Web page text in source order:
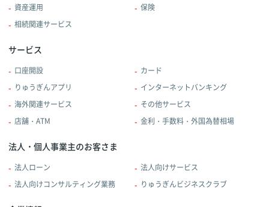
資産運用
保険
相続関連サービス
サービス
口座開設
カード
りゅうぎんアプリ
インターネットバンキング
海外関連サービス
その他サービス
店舗・ATM
金利・手数料・外国為替相場
法人・個人事業主のお客さま
法人ローン
法人向けサービス
法人向けコンサルティング業務
りゅうぎんビジネスクラブ